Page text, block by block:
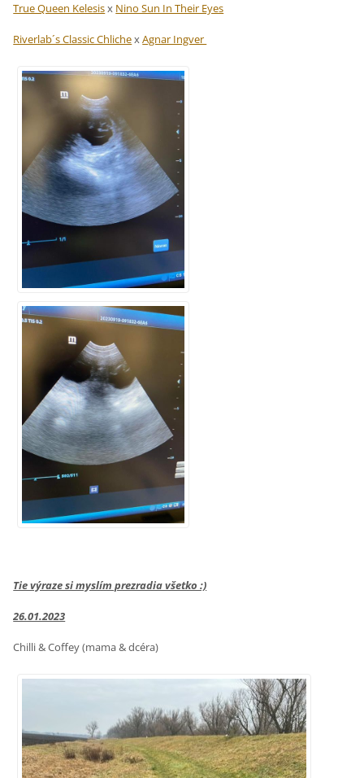
True Queen Kelesisx Nino Sun In Their Eyes
Riverlab´s Classic ChlichexAgnar Ingver
Tie výraze si myslím prezradia všetko :)
26.01.2023
Chilli & Coffey (mama & dcéra)